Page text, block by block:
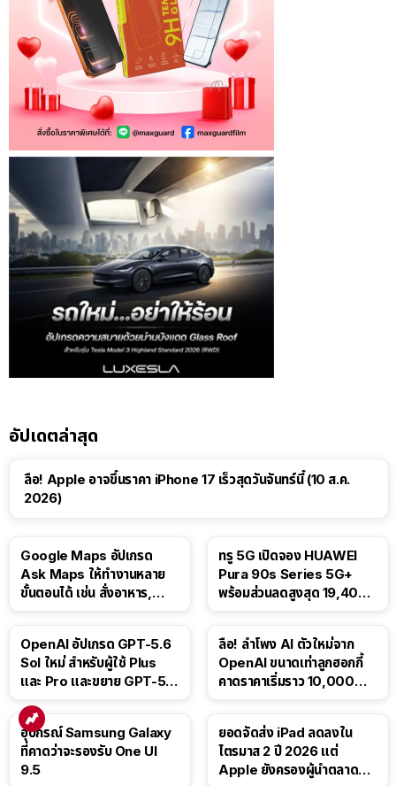
อัปเดตล่าสุด
ลือ! Apple อาจขึ้นราคา iPhone 17 เร็วสุดวันจันทร์นี้ (10 ส.ค.
2026)
Google Maps อัปเกรด
Ask Maps ให้ทำงานหลาย
ขั้นตอนได้ เช่น สั่งอาหาร,
ทรู 5G เปิดจอง HUAWEI
Pura 90s Series 5G+
พร้อมส่วนลดสูงสุด 19,400
OpenAI อัปเกรด GPT-5.6
Sol ใหม่ สำหรับผู้ใช้ Plus
และ Pro และขยาย GPT-5.6
ลือ! ลำโพง AI ตัวใหม่จาก
OpenAI ขนาดเท่าลูกฮอกกี้
คาดราคาเริ่มราว 10,000
อุปกรณ์ Samsung Galaxy
ที่คาดว่าจะรองรับ One UI
9.5
ยอดจัดส่ง iPad ลดลงใน
ไตรมาส 2 ปี 2026 แต่
Apple ยังครองผู้นำตลาด